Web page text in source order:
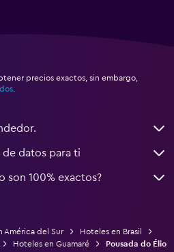
precios exactos, sin embargo,
datos para ti
son 100% exactos?
América del Sur
Hoteles en Brasil
Hoteles en Guamaré Pousada do Élio